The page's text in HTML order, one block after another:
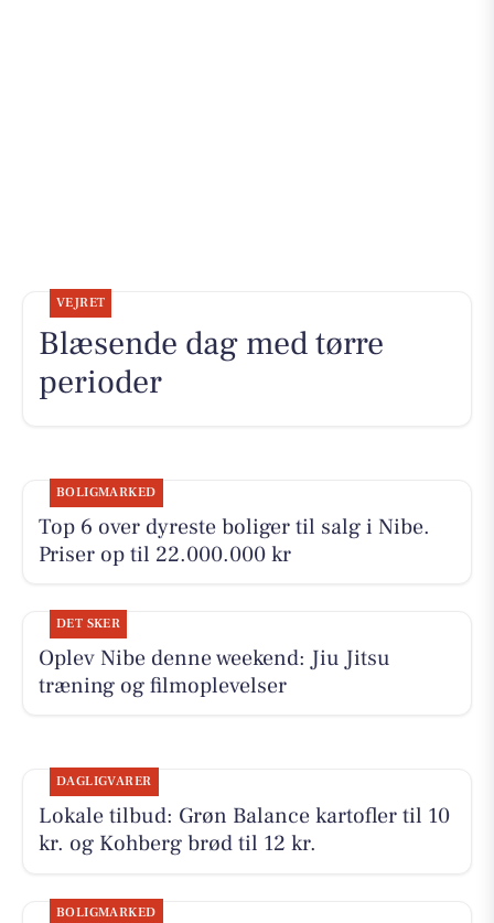
VEJRET
Blæsende dag med tørre
perioder
BOLIGMARKED
Top 6 over dyreste boliger til salg i Nibe.
Priser op til 22.000.000 kr
DET SKER
Oplev Nibe denne weekend: Jiu Jitsu
træning og filmoplevelser
DAGLIGVARER
Lokale tilbud: Grøn Balance kartofler til 10
kr. og Kohberg brød til 12 kr.
BOLIGMARKED